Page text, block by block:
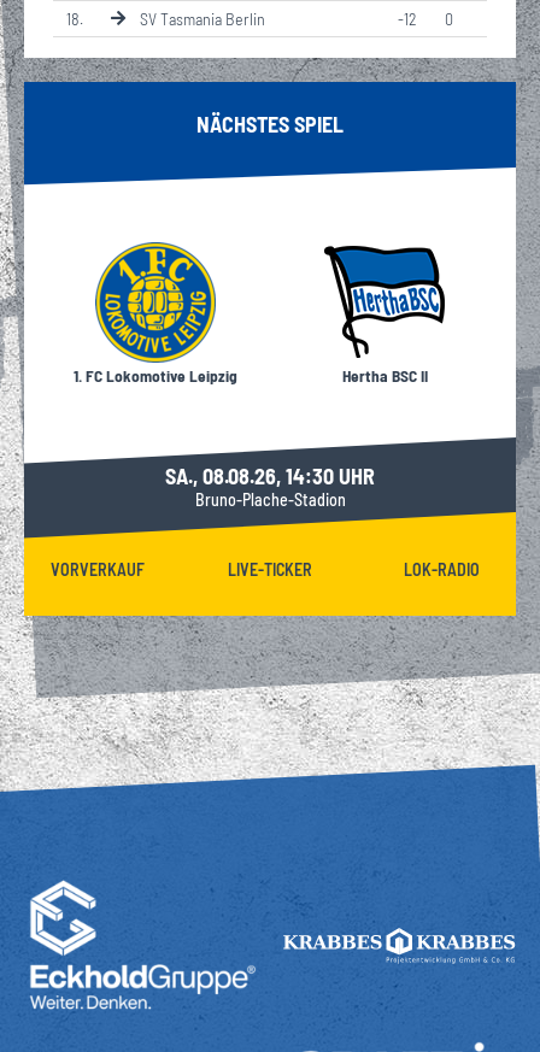
18. SV Tasmania Berlin -12 0
NÄCHSTES SPIEL
1. FC Lokomotive Leipzig Hertha BSC II
SA., 08.08.26, 14:30 UHR
Bruno-Plache-Stadion
VORVERKAUF LIVE-TICKER LOK-RADIO